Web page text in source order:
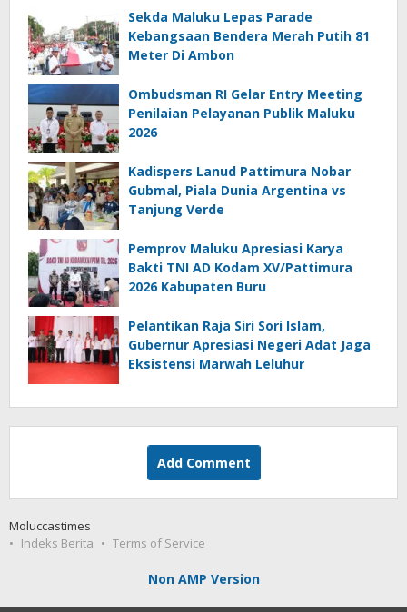
Sekda Maluku Lepas Parade
Kebangsaan Bendera Merah Putih 81
Meter Di Ambon
Ombudsman RI Gelar Entry Meeting
Penilaian Pelayanan Publik Maluku
2026
Kadispers Lanud Pattimura Nobar
Gubmal, Piala Dunia Argentina vs
Tanjung Verde
Pemprov Maluku Apresiasi Karya
Bakti TNI AD Kodam XV/Pattimura
2026 Kabupaten Buru
Pelantikan Raja Siri Sori Islam,
Gubernur Apresiasi Negeri Adat Jaga
Eksistensi Marwah Leluhur
Add Comment
Moluccastimes
Indeks Berita
Terms of Service
Non AMP Version